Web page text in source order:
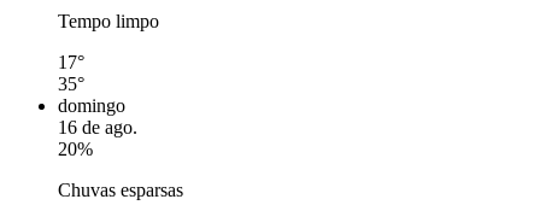
Tempo limpo
17°
35°
domingo
16 de ago.
20%
Chuvas esparsas